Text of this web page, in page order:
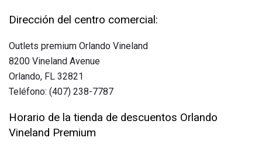
Dirección del centro comercial:
Outlets premium Orlando Vineland
8200 Vineland Avenue
Orlando, FL 32821
Teléfono: (407) 238-7787
Horario de la tienda de descuentos Orlando
Vineland Premium